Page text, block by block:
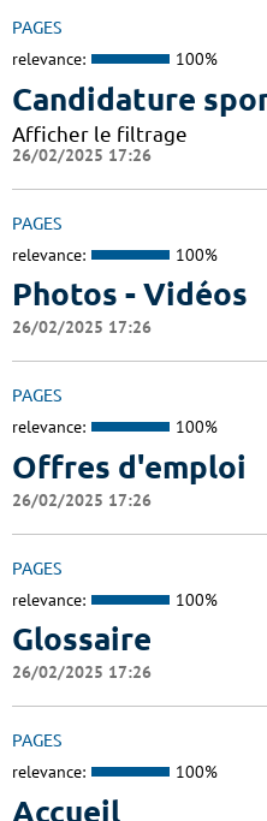
PAGES
relevance: 100%
Candidature
Afficher le filtrage
26/02/2025 17:26
PAGES
relevance: 100%
Photos - Vidéos
26/02/2025 17:26
PAGES
relevance: 100%
Offres d'emploi
26/02/2025 17:26
PAGES
relevance: 100%
Glossaire
26/02/2025 17:26
PAGES
relevance: 100%
Accueil